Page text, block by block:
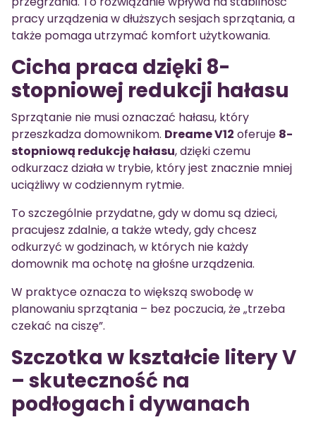
pracy urządzenia w dłuższych sesjach sprzątania, a
także pomaga utrzymać komfort użytkowania.
Cicha praca dzięki 8-
stopniowej redukcji hałasu
Sprzątanie nie musi oznaczać hałasu, który
przeszkadza domownikom. Dreame V12 oferuje 8-
stopniową redukcję hałasu, dzięki czemu
odkurzacz działa w trybie, który jest znacznie mniej
uciążliwy w codziennym rytmie.
To szczególnie przydatne, gdy w domu są dzieci,
pracujesz zdalnie, a także wtedy, gdy chcesz
odkurzyć w godzinach, w których nie każdy
domownik ma ochotę na głośne urządzenia.
W praktyce oznacza to większą swobodę w
planowaniu sprzątania – bez poczucia, że „trzeba
czekać na ciszę”.
Szczotka w kształcie litery V
– skuteczność na
podłogach i dywanach